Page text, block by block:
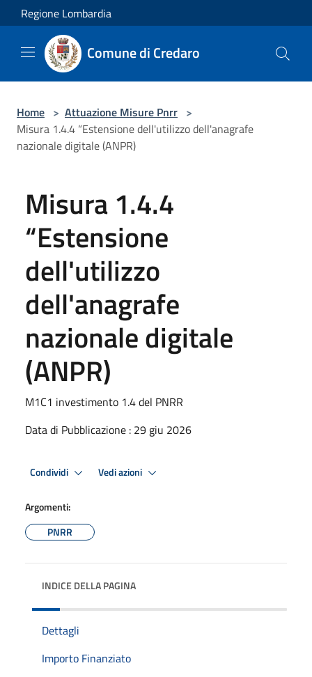
Salta al contenuto principale
Regione Lombardia
Comune di Credaro
Home > Attuazione Misure Pnrr >
Misura 1.4.4 “Estensione dell'utilizzo dell'anagrafe
nazionale digitale (ANPR)
Misura 1.4.4
“Estensione
dell'utilizzo
dell'anagrafe
nazionale digitale
(ANPR)
M1C1 investimento 1.4 del PNRR
Data di Pubblicazione : 29 giu 2026
Condividi Vedi azioni
Argomenti:
PNRR
INDICE DELLA PAGINA
Dettagli
Importo Finanziato